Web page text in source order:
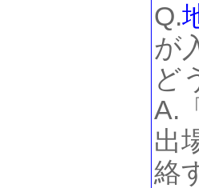
Q.
が
ど
A.
出
絡